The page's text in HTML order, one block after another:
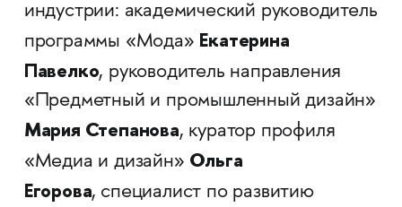
индустрии: академический руководитель
программы «Мода» Екатерина
Павелко, руководитель направления
«Предметный и промышленный дизайн»
Мария Степанова, куратор профиля
«Медиа и дизайн» Ольга
Егорова, специалист по развитию